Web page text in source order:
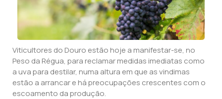
Viticultores do Douro estão hoje a manifestar-se, no
Peso da Régua, para reclamar medidas imediatas como
a uva para destilar, numa altura em que as vindimas
estão a arrancar e há preocupações crescentes com o
escoamento da produção.